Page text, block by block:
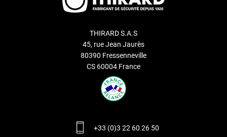
THIRARD S.A.S
45, rue Jean Jaurès
80390 Fressenneville
CS 60004 France
+33 (0)3 22 60 26 50